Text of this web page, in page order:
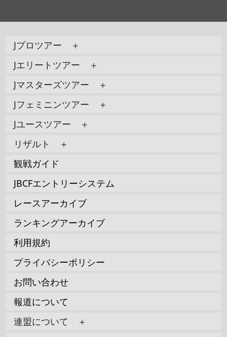
Jプロツアー ＋
Jエリートツアー ＋
Jマスターズツアー ＋
Jフェミニンツアー ＋
Jユースツアー ＋
リザルト ＋
観戦ガイド
JBCFエントリーシステム
レースアーカイブ
ランキングアーカイブ
利用規約
プライバシーポリシー
お問い合わせ
報道について
連盟について ＋